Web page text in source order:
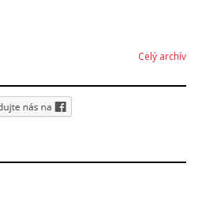
Celý archív